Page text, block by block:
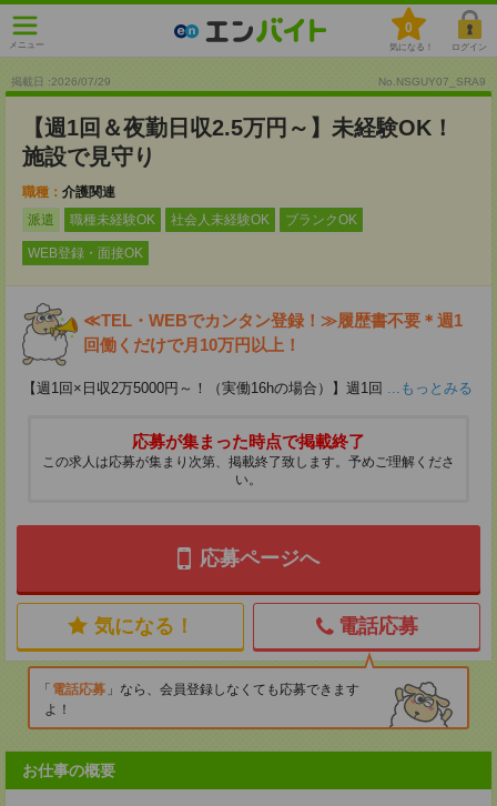
メニュー
0
気になる！ ログイン
掲載日 :2026/07/29 No.NSGUY07_SRA9
【週1回＆夜勤日収2.5万円～】未経験OK！
施設で見守り
職種： 介護関連
派遣
職種未経験OK 社会人未経験OK ブランクOK
WEB登録・面接OK
≪TEL・WEBでカンタン登録！≫履歴書不要＊週1
回働くだけで月10万円以上！
【週1回×日収2万5000円～！（実働16hの場合）】週1回 ...もっとみる
応募が集まった時点で掲載終了
この求人は応募が集まり次第、掲載終了致します。予めご理解くださ
い。
応募ページへ
気になる！ 電話応募
電話応募
なら、会員登録しなくても応募できます
よ！
お仕事の概要